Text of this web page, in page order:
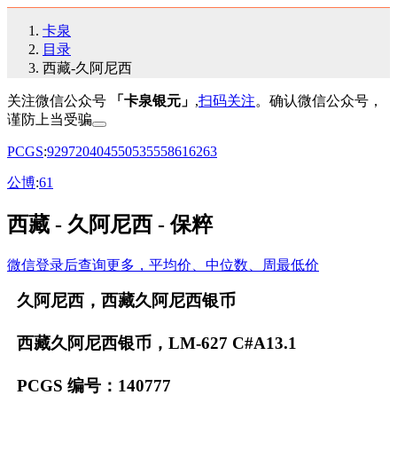
卡泉
目录
西藏-久阿尼西
关注微信公众号 「卡泉银元」 ,扫码关注。确认微信公众号，
谨防上当受骗
PCGS:929720404550535558616263
公博:61
西藏 - 久阿尼西 - 保粹
微信登录后查询更多，平均价、中位数、周最低价
久阿尼西，西藏久阿尼西银币
西藏久阿尼西银币，LM-627 C#A13.1
PCGS 编号：140777